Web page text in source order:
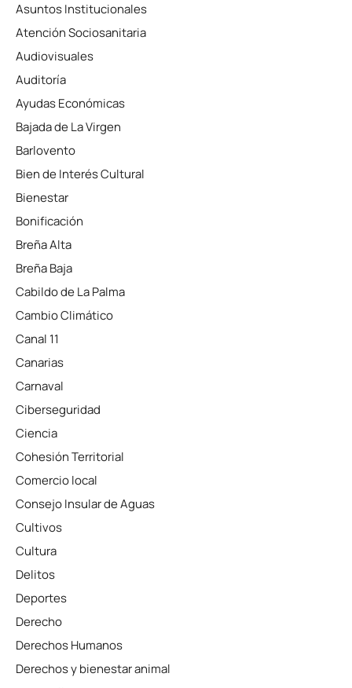
Asuntos Institucionales
Atención Sociosanitaria
Audiovisuales
Auditoría
Ayudas Económicas
Bajada de La Virgen
Barlovento
Bien de Interés Cultural
Bienestar
Bonificación
Breña Alta
Breña Baja
Cabildo de La Palma
Cambio Climático
Canal 11
Canarias
Carnaval
Ciberseguridad
Ciencia
Cohesión Territorial
Comercio local
Consejo Insular de Aguas
Cultivos
Cultura
Delitos
Deportes
Derecho
Derechos Humanos
Derechos y bienestar animal